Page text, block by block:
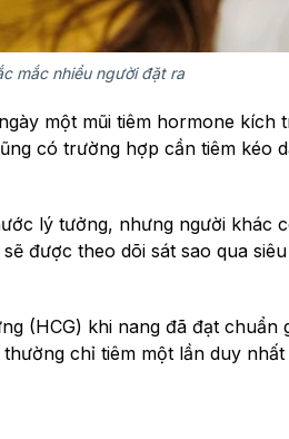
mắc nhiều người đặt ra
một mũi tiêm hormone kích
có trường hợp cần tiêm kéo
lý tưởng, nhưng người khác
được theo dõi sát sao qua
(HCG) khi nang đã đạt chuẩn
chỉ tiêm một lần duy nhất